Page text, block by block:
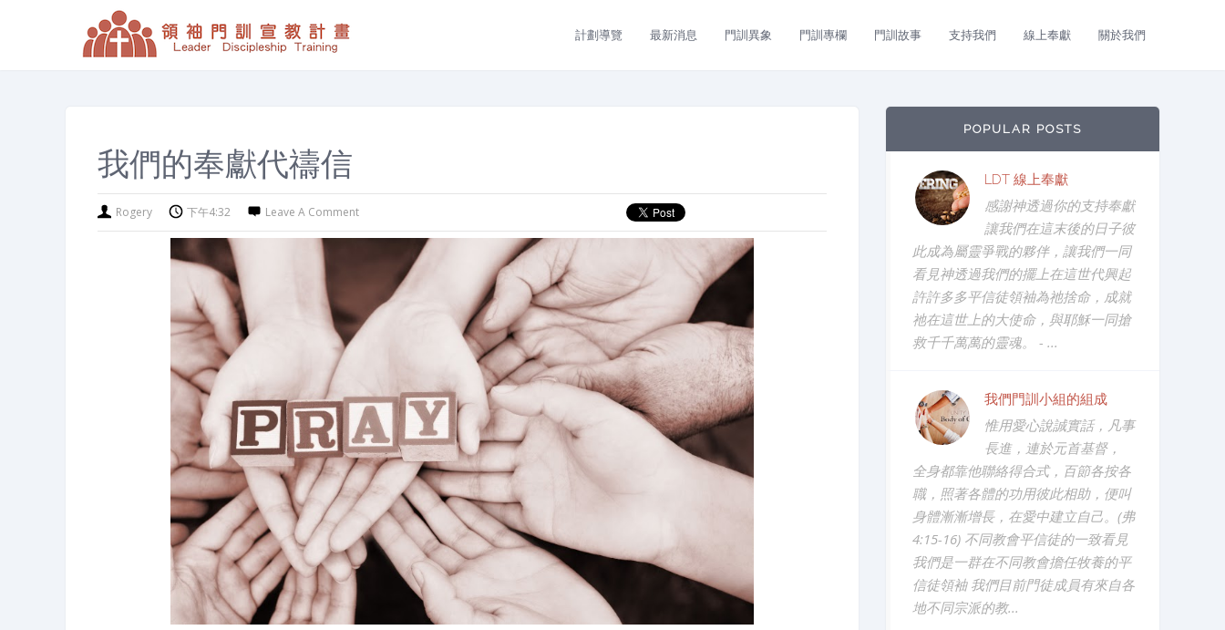
計劃導覽 最新消息 門訓異象 門訓專欄 門訓故事 支持我們 線上奉獻 關於我們
我們的奉獻代禱信
Rogery 下午4:32 Leave A Comment
POPULAR POSTS
LDT 線上奉獻
感謝神透過你的支持奉獻
讓我們在這末後的日子彼
此成為屬靈爭戰的夥伴，讓我們一同
看見神透過我們的擺上在這世代興起
許許多多平信徒領袖為祂捨命，成就
祂在這世上的大使命，與耶穌一同搶
救千千萬萬的靈魂。 - ...
我們門訓小組的組成
惟用愛心說誠實話，凡事
長進，連於元首基督，
全身都靠他聯絡得合式，百節各按各
職，照著各體的功用彼此相助，便叫
身體漸漸增長，在愛中建立自己。(弗
4:15-16) 不同教會平信徒的一致看見
我們是一群在不同教會擔任牧養的平
信徒領袖 我們目前門徒成員有來自各
地不同宗派的教...